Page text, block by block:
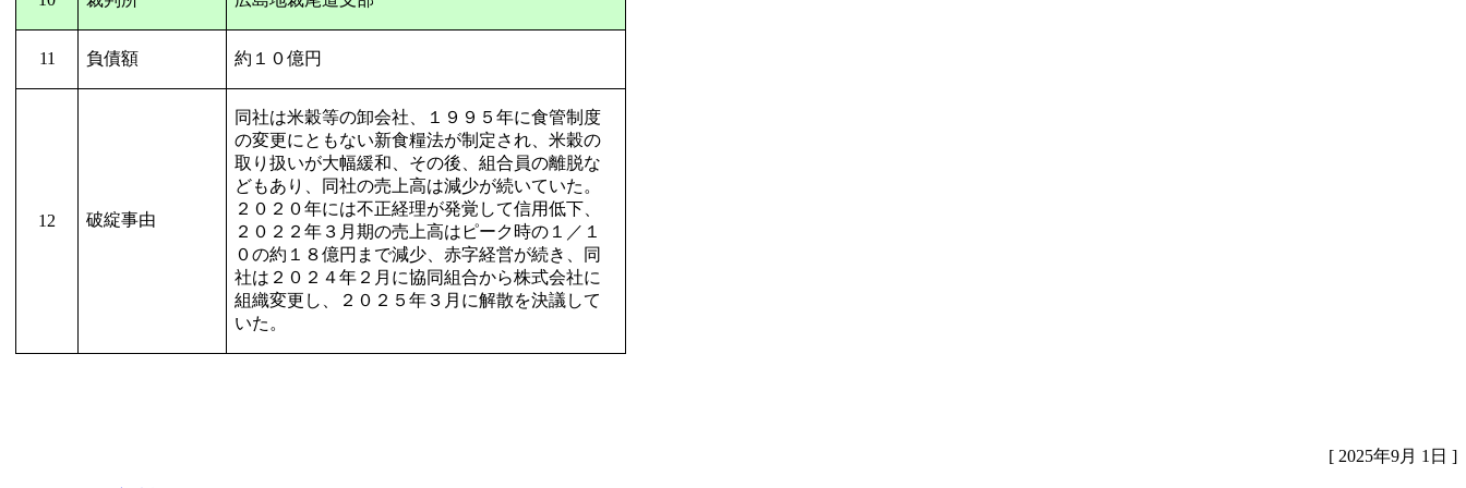
11 負債額 約１０億円
12 破綻事由
同社は米穀等の卸会社、１９９５年に食管制度
の変更にともない新食糧法が制定され、米穀の
取り扱いが大幅緩和、その後、組合員の離脱な
どもあり、同社の売上高は減少が続いていた。
２０２０年には不正経理が発覚して信用低下、
２０２２年３月期の売上高はピーク時の１／１
０の約１８億円まで減少、赤字経営が続き、同
社は２０２４年２月に協同組合から株式会社に
組織変更し、２０２５年３月に解散を決議して
いた。
[ 2025年9月 1日 ]